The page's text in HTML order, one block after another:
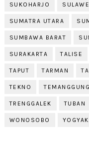
SUKOHARJO
SUMATRA UTARA
SUMBAWA BARAT
SURAKARTA TALISE
TAPUT TARMAN
TEKNO TEMANGGUNG
TRENGGALEK TUBAN
WONOSOBO